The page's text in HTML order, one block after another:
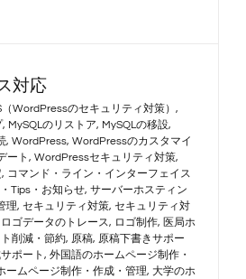
対応
（WordPressのセキュリティ対策） ,
, MySQLのリストア, MySQLの移設,
, WordPress, WordPressのカスタマイ
ート , WordPressセキュリティ対策,
, コマンド・ライン・インターフェイス
Tips・お知らせ, サーバーホスティン
理, セキュリティ対策, セキュリティ対
ロゴデータのトレース, ロゴ制作, 医局ホ
削減・節約, 原稿, 原稿下書きサポー
ポート , 外国語のホームページ制作・
ームページ制作・作成・管理, 大学のホ